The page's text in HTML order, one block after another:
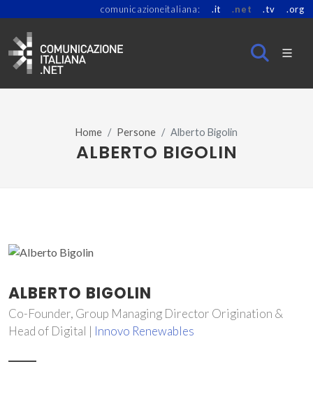
comunicazioneitaliana: .it .net .tv .org
Home Persone Alberto Bigolin
ALBERTO BIGOLIN
ALBERTO BIGOLIN
Co-Founder, Group Managing Director Origination &
Head of Digital | Innovo Renewables